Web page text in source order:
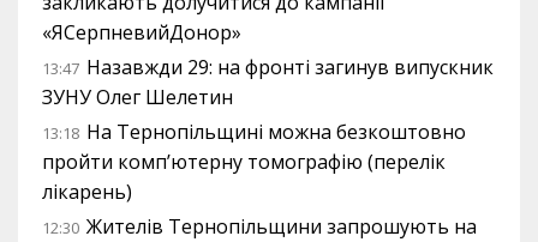
«ЯСерпневийДонор»
13:47 Назавжди 29: на фронті загинув випускник
ЗУНУ Олег Шелетин
13:18 На Тернопільщині можна безкоштовно
пройти комп’ютерну томографію (перелік
лікарень)
12:30 Жителів Тернопільщини запрошують на